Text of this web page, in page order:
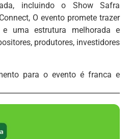
incluindo o Show Safra
O evento promete trazer
e uma estrutura melhorada e
produtores, investidores
para o evento é franca e